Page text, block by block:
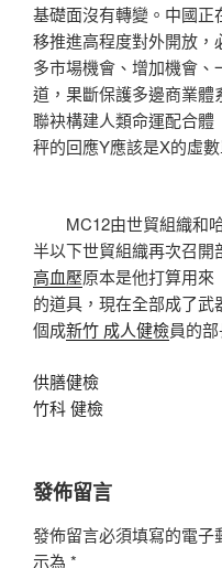
基礎面沒有轉變。中國
移推進高程度對外開放，
多市場機會、增加機會
道，果斷保護多邊商業體
聯袂構建人類命運配合體
秤的回應Y應該是X的虛
MC12由世貿組織和哈
半以下世貿組織再次召開
高血壓原本是他打算用來
的道具，現在全部成了武
個成新竹 成人健檢員的
供膳健檢
竹科 健檢
發佈留言
發佈留言必須填寫的電子
示為 *